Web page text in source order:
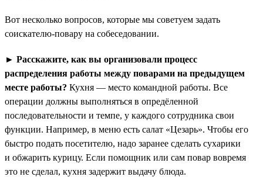
Вот несколько вопросов, которые мы советуем задать
соискателю-повару на собеседовании.
► Расскажите, как вы организовали процесс
распределения работы между поварами на предыдущем
месте работы? Кухня — место командной работы. Все
операции должны выполняться в опредёленной
последовательности и темпе, у каждого сотрудника свои
функции. Например, в меню есть салат «Цезарь». Чтобы его
быстро подать посетителю, надо заранее сделать сухарики
и обжарить курицу. Если помощник или сам повар вовремя
это не сделал, кухня задержит выдачу блюда.